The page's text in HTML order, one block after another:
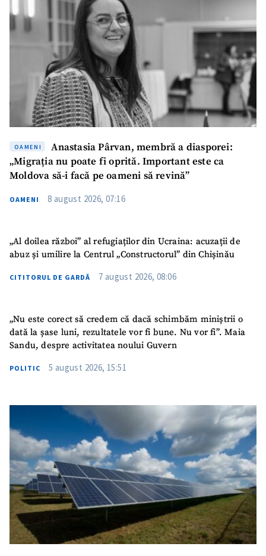
OAMENI
Anastasia Pârvan, membră a diasporei:
„Migrația nu poate fi oprită. Important este ca
Moldova să-i facă pe oameni să revină”
OAMENI 8 august 2026, 07:16
„Al doilea război” al refugiaților din Ucraina: acuzații de
abuz și umilire la Centrul „Constructorul” din Chișinău
CITITORUL DE GARDĂ 7 august 2026, 08:06
„Nu este corect să credem că dacă schimbăm miniștrii o
dată la șase luni, rezultatele vor fi bune. Nu vor fi”. Maia
Sandu, despre activitatea noului Guvern
POLITIC 5 august 2026, 15:51
ȘTIREA MEA
+ Adaugă titlu
Fotografie
+ Încarcă imagine
Link media
+ Link media